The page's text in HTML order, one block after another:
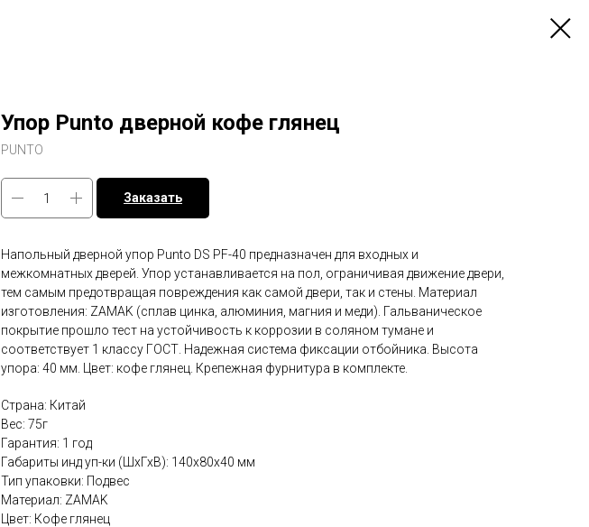
Упор Punto дверной кофе глянец
PUNTO
Заказать
Напольный дверной упор Punto DS PF-40 предназначен для входных и
межкомнатных дверей. Упор устанавливается на пол, ограничивая движение двери,
тем самым предотвращая повреждения как самой двери, так и стены. Материал
изготовления: ZAMAK (сплав цинка, алюминия, магния и меди). Гальваническое
покрытие прошло тест на устойчивость к коррозии в соляном тумане и
соответствует 1 классу ГОСТ. Надежная система фиксации отбойника. Высота
упора: 40 мм. Цвет: кофе глянец. Крепежная фурнитура в комплекте.
Страна: Китай
Вес: 75г
Гарантия: 1 год
Габариты инд уп-ки (ШхГхВ): 140x80x40 мм
Тип упаковки: Подвес
Материал: ZAMAK
Цвет: Кофе глянец